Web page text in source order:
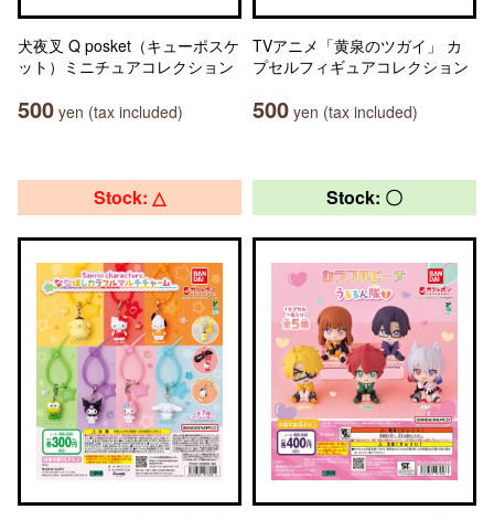
犬夜叉 Q posket（キューポスケ
ット）ミニチュアコレクション
500 yen (tax included)
TVアニメ「黄泉のツガイ」 カ
プセルフィギュアコレクション
500 yen (tax included)
Stock: △ Stock: 〇